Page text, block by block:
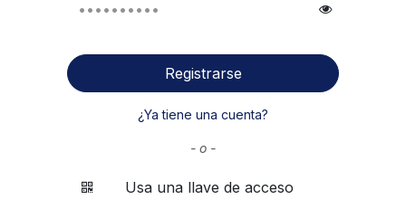
Registrarse
¿Ya tiene una cuenta?
- o -
Usa una llave de acceso